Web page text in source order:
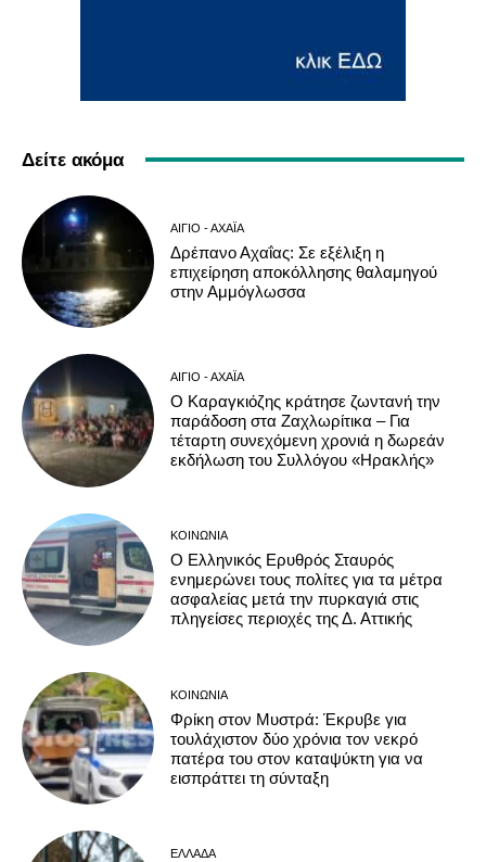
Δείτε ακόμα
ΑΊΓΙΟ - ΑΧΑΪ́Α
Δρέπανο Αχαΐας: Σε εξέλιξη η
επιχείρηση αποκόλλησης θαλαμηγού
στην Αμμόγλωσσα
ΑΊΓΙΟ - ΑΧΑΪ́Α
Ο Καραγκιόζης κράτησε ζωντανή την
παράδοση στα Ζαχλωρίτικα – Για
τέταρτη συνεχόμενη χρονιά η δωρεάν
εκδήλωση του Συλλόγου «Ηρακλής»
ΚΟΙΝΩΝΊΑ
Ο Ελληνικός Ερυθρός Σταυρός
ενημερώνει τους πολίτες για τα μέτρα
ασφαλείας μετά την πυρκαγιά στις
πληγείσες περιοχές της Δ. Αττικής
ΚΟΙΝΩΝΊΑ
Φρίκη στον Μυστρά: Έκρυβε για
τουλάχιστον δύο χρόνια τον νεκρό
πατέρα του στον καταψύκτη για να
εισπράττει τη σύνταξη
ΕΛΛΆΔΑ